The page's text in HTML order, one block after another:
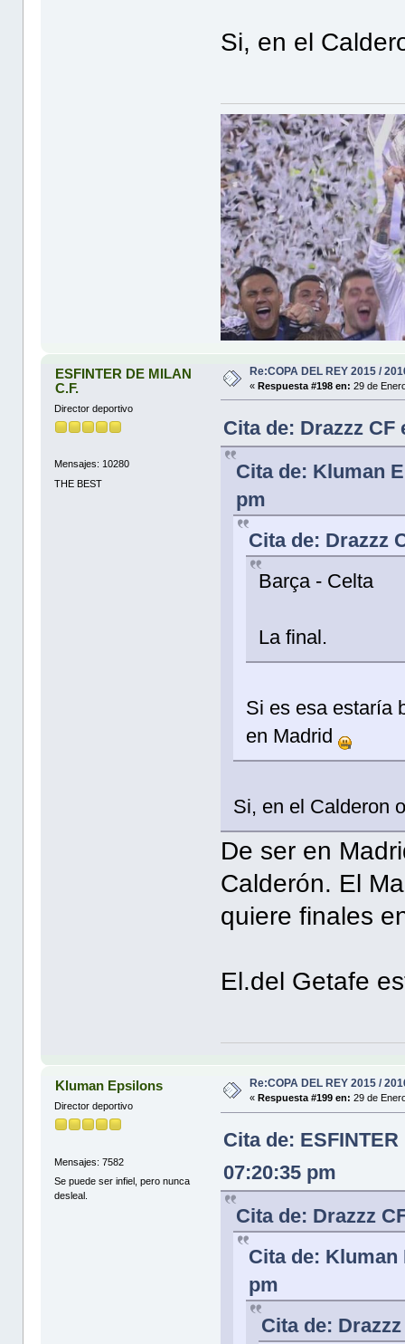
Si, en el
ESFINTER DE MILAN
C.F.
Director deportivo
Mensajes: 10280
THE BEST
Re:COPA DEL REY 2015 /
«Respuesta #198 en: 29 de
Cita de: Drazzz CF
Cita de: Kluman
pm
Cita de: Drazzz
Barça - Celta
La final.
Si es esa estaría
en Madrid
Si, en el Calderon
De ser en
Calderón. El
quiere finales
El.del Getafe
Kluman Epsilons
Director deportivo
Mensajes: 7582
Se puede ser infiel, pero nunca
desleal.
Re:COPA DEL REY 2015 /
«Respuesta #199 en: 29 de
Cita de:
07:20:35 pm
Cita de: Drazzz
Cita de: Kluman
pm
Cita de: